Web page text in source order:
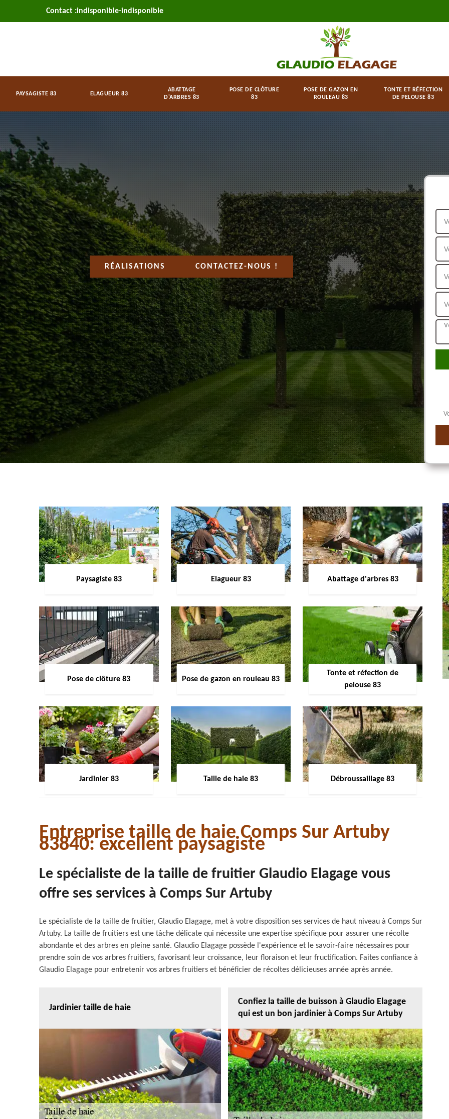
Contact :indisponible-indisponible
PAYSAGISTE 83 ELAGUEUR 83
ABATTAGE
D'ARBRES 83
POSE DE CLÔTURE
83
POSE DE GAZON EN
ROULEAU 83
TONTE ET RÉFECTION
DE PELOUSE 83
RÉALISATIONS CONTACTEZ-NOUS !
Paysagiste 83 Elagueur 83 Abattage d'arbres 83
Pose de clôture 83 Pose de gazon en rouleau 83
Tonte et réfection de
pelouse 83
Jardinier 83 Taille de haie 83 Débroussaillage 83
Entreprise taille de haie Comps Sur Artuby
83840: excellent paysagiste
Le spécialiste de la taille de fruitier Glaudio Elagage vous
offre ses services à Comps Sur Artuby
Le spécialiste de la taille de fruitier, Glaudio Elagage, met à votre disposition ses services de haut niveau à Comps Sur
Artuby. La taille de fruitiers est une tâche délicate qui nécessite une expertise spécifique pour assurer une récolte
abondante et des arbres en pleine santé. Glaudio Elagage possède l'expérience et le savoir-faire nécessaires pour
prendre soin de vos arbres fruitiers, favorisant leur croissance, leur floraison et leur fructification. Faites confiance à
Glaudio Elagage pour entretenir vos arbres fruitiers et bénéficier de récoltes délicieuses année après année.
Jardinier taille de haie
Confiez la taille de buisson à Glaudio Elagage
qui est un bon jardinier à Comps Sur Artuby